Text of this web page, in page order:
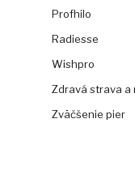
Profhilo
Radiesse
Wishpro
Zdravá strava a
Zväčšenie pier